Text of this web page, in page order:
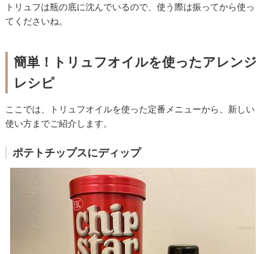
トリュフは瓶の底に沈んでいるので、使う際は振ってから使っ
てくださいね。
簡単！トリュフオイルを使ったアレンジ
レシピ
ここでは、トリュフオイルを使った定番メニューから、新しい
使い方までご紹介します。
ポテトチップスにディップ